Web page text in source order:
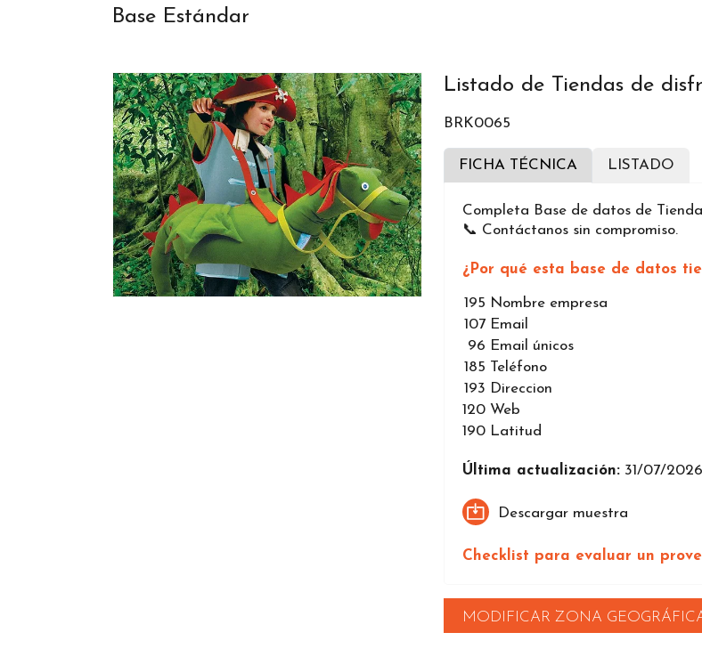
Base Estándar
Listado de Tiendas de
BRK0065
FICHA TÉCNICA LISTADO
Completa Base de datos de
📞 Contáctanos sin compromiso.
¿Por qué esta base de datos
195 Nombre empresa
107 Email
96 Email únicos
185 Teléfono
193 Direccion
120 Web
190 Latitud
Última actualización: 31/07/2026
Descargar muestra
Checklist para evaluar un
MODIFICAR ZONA